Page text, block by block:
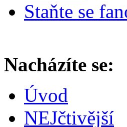
Staňte se
Nacházíte se:
Úvod
NEJčtivější